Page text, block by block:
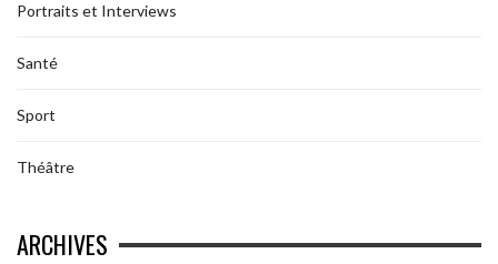
Portraits et Interviews
Santé
Sport
Théâtre
ARCHIVES